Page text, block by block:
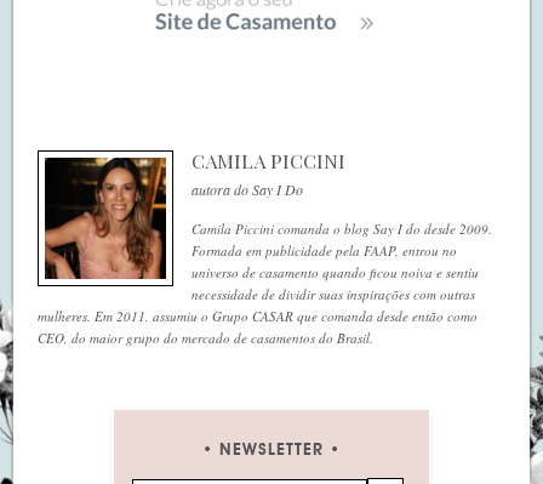
CAMILA PICCINI
autora do Say I Do
Camila Piccini comanda o blog Say I do desde 2009.
Formada em publicidade pela FAAP, entrou no
universo de casamento quando ficou noiva e sentiu
necessidade de dividir suas inspirações com outras
mulheres. Em 2011, assumiu o Grupo CASAR que comanda desde então como
CEO, do maior grupo do mercado de casamentos do Brasil.
NEWSLETTER